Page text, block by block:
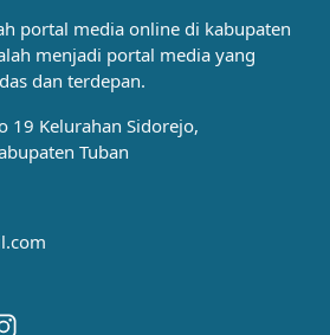
portal media online di kabupaten
menjadi portal media yang
dan terdepan.
19 Kelurahan Sidorejo,
Tuban